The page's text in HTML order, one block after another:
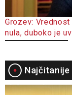
Grozev:
nula, duboko je
Najčitanije